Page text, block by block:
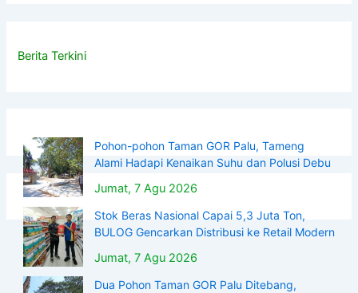
Berita Terkini
Pohon-pohon Taman GOR Palu, Tameng
Alami Hadapi Kenaikan Suhu dan Polusi Debu
Jumat, 7 Agu 2026
Stok Beras Nasional Capai 5,3 Juta Ton,
BULOG Gencarkan Distribusi ke Retail Modern
Jumat, 7 Agu 2026
Dua Pohon Taman GOR Palu Ditebang,